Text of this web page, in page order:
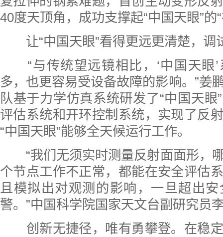
40度天顶角，成功支撑起“中国天眼”的
让“中国天眼”看得更远更清楚，调
“与传统望远镜相比，‘中国天眼’
多，也更容易受设备故障的影响。”姜
队基于力学仿真系统研发了“中国天眼
评估系统和开环控制系统，实现了反
“中国天眼”能够全天候运行工作。
“我们无须实时测量反射面面形，
个节点工作不正常，都能在安全评估
且模拟出对观测的影响，一旦超出
警。”中国科学院国家天文台副研究员
创新无捷径，唯有勇攀登。在稳定